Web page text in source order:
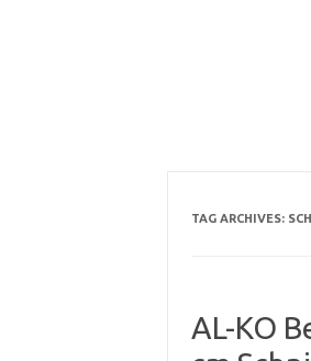
TAG ARCHIVES:
AL-KO